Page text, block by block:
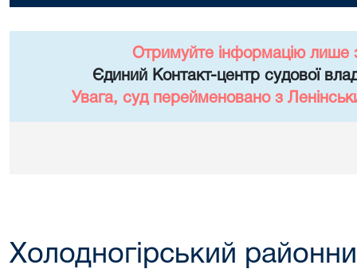
Отримуйте інформацію лише
Єдиний Контакт-центр судової
Увага, суд перейменовано з
Холодногірський